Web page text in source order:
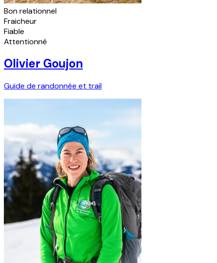
Bon relationnel
Fraicheur
Fiable
Attentionné
Olivier Goujon
Guide de randonnée et trail